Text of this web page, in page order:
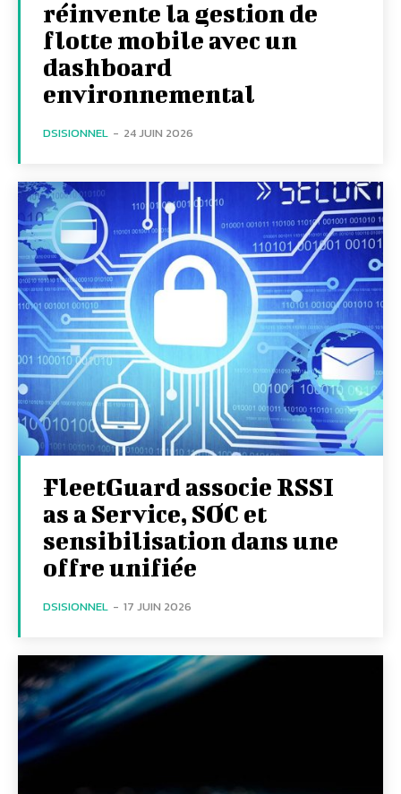
réinvente la gestion de
flotte mobile avec un
dashboard
environnemental
DSISIONNEL - 24 JUIN 2026
FleetGuard associe RSSI
as a Service, SOC et
sensibilisation dans une
offre unifiée
DSISIONNEL - 17 JUIN 2026